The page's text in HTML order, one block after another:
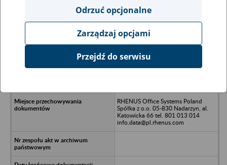
Ukryj wszystkie pozycje bazy
TAVRIDA ELECTRIC Polska Spółka z
RHENUS Office Systems Poland
Spółka z o.o. 05-830 Nadarzyn, al.
Katowicka 66 tel. 801 013 014
info.data@pl.rhenus.com
Odrzuć opcjonalne
Zarządzaj opcjami
Przejdź do serwisu